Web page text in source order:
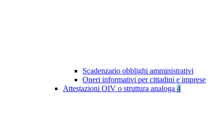
Scadenzario obblighi amministrativi
Oneri informativi per cittadini e imprese
Attestazioni OIV o struttura analoga 4